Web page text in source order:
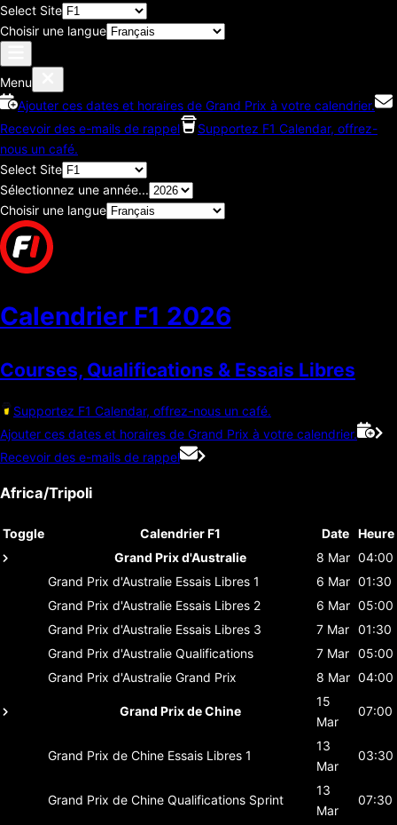
Select Site
Choisir une langue
Menu
Ajouter ces dates et horaires de Grand Prix à votre calendrier.
Recevoir des e-mails de rappel
Supportez F1 Calendar, offrez-
nous un café.
Select Site
Sélectionnez une année...
Choisir une langue
Calendrier F1 2026
Courses, Qualifications & Essais Libres
Supportez F1 Calendar, offrez-nous un café.
Ajouter ces dates et horaires de Grand Prix à votre calendrier.
Recevoir des e-mails de rappel
Africa/Tripoli
Toggle Calendrier F1 Date Heure
Grand Prix d'Australie
8 Mar 04:00
Grand Prix d'Australie Essais Libres 1 6 Mar 01:30
Grand Prix d'Australie Essais Libres 2 6 Mar 05:00
Grand Prix d'Australie Essais Libres 3 7 Mar 01:30
Grand Prix d'Australie Qualifications 7 Mar 05:00
Grand Prix d'Australie Grand Prix 8 Mar 04:00
Grand Prix de Chine
15
Mar
07:00
Grand Prix de Chine Essais Libres 1
13
Mar
03:30
Grand Prix de Chine Qualifications Sprint
13
Mar
07:30